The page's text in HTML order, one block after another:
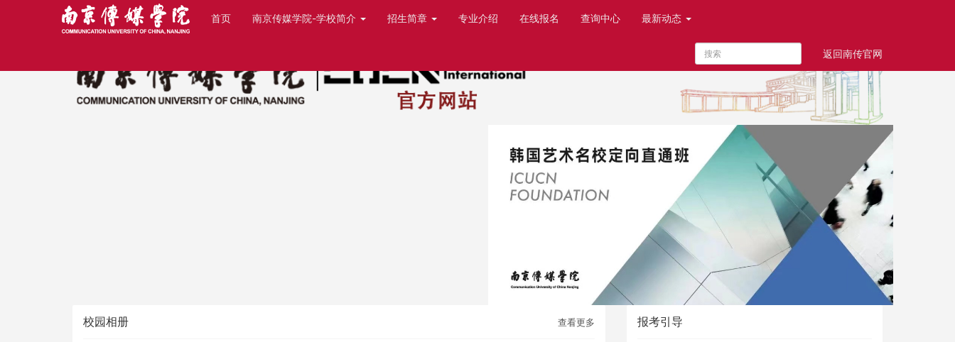
首页 南京传媒学院-学校简介 招生简章 专业介绍 在线报名 查询中心 最新动态
返回南传官网
校园相册 查看更多 报考引导